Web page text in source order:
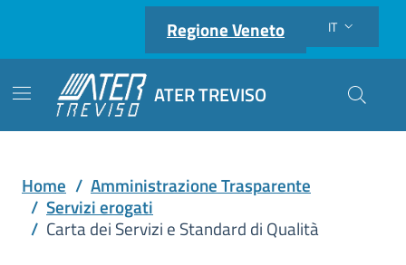
Regione Veneto Lingua attiva:
IT
ATER TREVISO Cerca
Home / Amministrazione Trasparente
/ Servizi erogati
/ Carta dei Servizi e Standard di Qualità